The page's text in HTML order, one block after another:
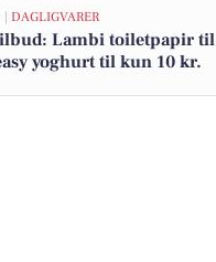
DAGLIGVARER
Lambi toiletpapir til
yoghurt til kun 10 kr.